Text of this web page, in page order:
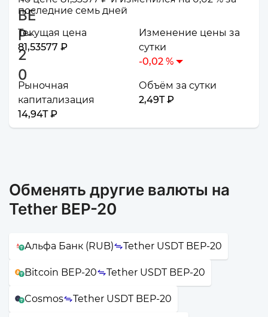
последние семь дней
Текущая цена
81,53577 ₽
Изменение цены за
сутки
-0,02 %
Рыночная
капитализация
14,94T ₽
Объём за сутки
2,49T ₽
Обменять другие валюты на
Tether BEP-20
Альфа Банк (RUB) Tether USDT BEP-20
Bitcoin BEP-20 Tether USDT BEP-20
Cosmos Tether USDT BEP-20